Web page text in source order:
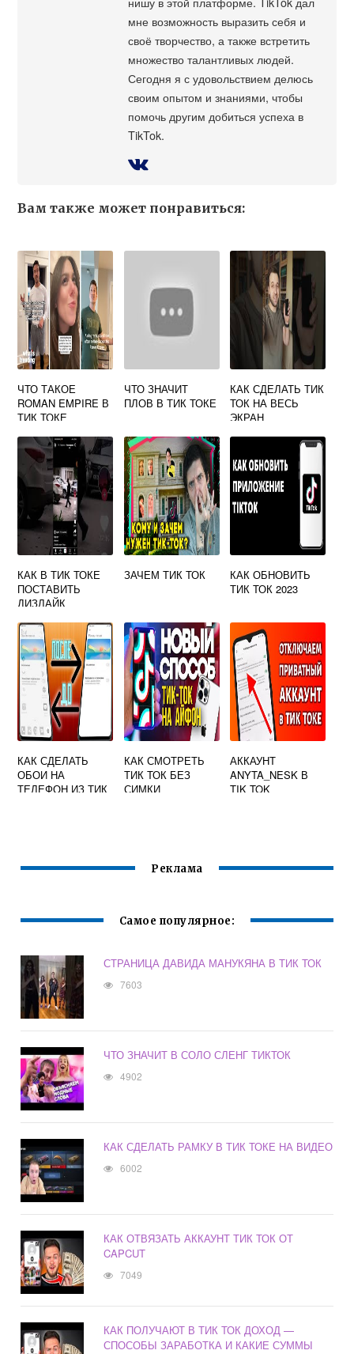
мне возможность выразить себя и
своё творчество, а также встретить
множество талантливых людей.
Сегодня я с удовольствием делюсь
своим опытом и знаниями, чтобы
помочь другим добиться успеха в
TikTok.
Вам также может понравиться:
ЧТО ТАКОЕ
ROMAN EMPIRE В
ТИК ТОКЕ
ЧТО ЗНАЧИТ
ПЛОВ В ТИК ТОКЕ
КАК СДЕЛАТЬ ТИК
ТОК НА ВЕСЬ
ЭКРАН
КАК В ТИК ТОКЕ
ПОСТАВИТЬ
ДИЗЛАЙК
ЗАЧЕМ ТИК ТОК
КАК ОБНОВИТЬ
ТИК ТОК 2023
КАК СДЕЛАТЬ
ОБОИ НА
ТЕЛЕФОН ИЗ ТИК
КАК СМОТРЕТЬ
ТИК ТОК БЕЗ
СИМКИ
АККАУНТ
ANYTA_NESK В
TIK TOK
Реклама
Самое популярное:
СТРАНИЦА ДАВИДА МАНУКЯНА В ТИК ТОК
7603
ЧТО ЗНАЧИТ В СОЛО СЛЕНГ ТИКТОК
4902
КАК СДЕЛАТЬ РАМКУ В ТИК ТОКЕ НА ВИДЕО
6002
КАК ОТВЯЗАТЬ АККАУНТ ТИК ТОК ОТ
CAPCUT
7049
КАК ПОЛУЧАЮТ В ТИК ТОК ДОХОД —
СПОСОБЫ ЗАРАБОТКА И КАКИЕ СУММЫ